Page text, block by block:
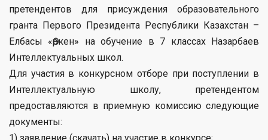
претендентов для присуждения образовательного
гранта Первого Президента Республики Казахстан –
Елбасы «Өркен» на обучение в 7 классах Назарбаев
Интеллектуальных школ.
Для участия в конкурсном отборе при поступлении в
Интеллектуальную школу, претендентом
предоставляются в приемную комиссию следующие
документы:
1) заявление (скачать) на участие в конкурсе;